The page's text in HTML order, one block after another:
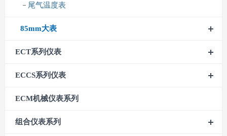
尾气温度表
85mm大表
ECT系列仪表
ECCS系列仪表
ECM机械仪表系列
组合仪表系列